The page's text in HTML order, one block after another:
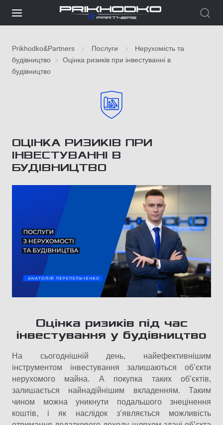
Prikhodko&Partners Послуги
Нерухомість та
будівництво
Оцінка ризиків при інвестуванні в
будівництво
ОЦІНКА РИЗИКІВ ПРИ
ІНВЕСТУВАННІ В
БУДІВНИЦТВО
Оцінка ризиків під час
інвестування у будівництво
На сьогоднішній день, найефективнішим
інструментом інвестування залишаються об’єкти
нерухомого майна. А покупка таких об’єктів,
залишається найнадійнішим вкладенням. Таким
чином можна уникнути подальшого знецінення
коштів, і як наслідок з’являється можливість